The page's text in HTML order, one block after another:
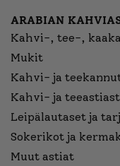
ARABIAN
Kahvi-, tee-,
Mukit
Kahvi- ja
Kahvi- ja
Leipälautaset ja
Sokerikot ja
Muut astiat